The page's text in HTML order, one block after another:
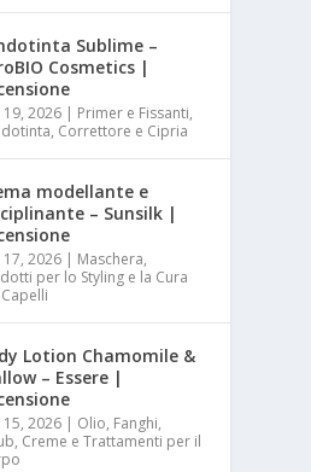
Sublime –
Cosmetics |
19, 2026 | Primer e Fissanti,
Correttore e Cipria
modellante e
– Sunsilk |
17, 2026 | Maschera,
per lo Styling e la Cura
Lotion Chamomile &
– Essere |
15, 2026 | Olio, Fanghi,
Creme e Trattamenti per il